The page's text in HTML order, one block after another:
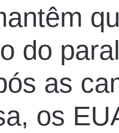
do
as
os